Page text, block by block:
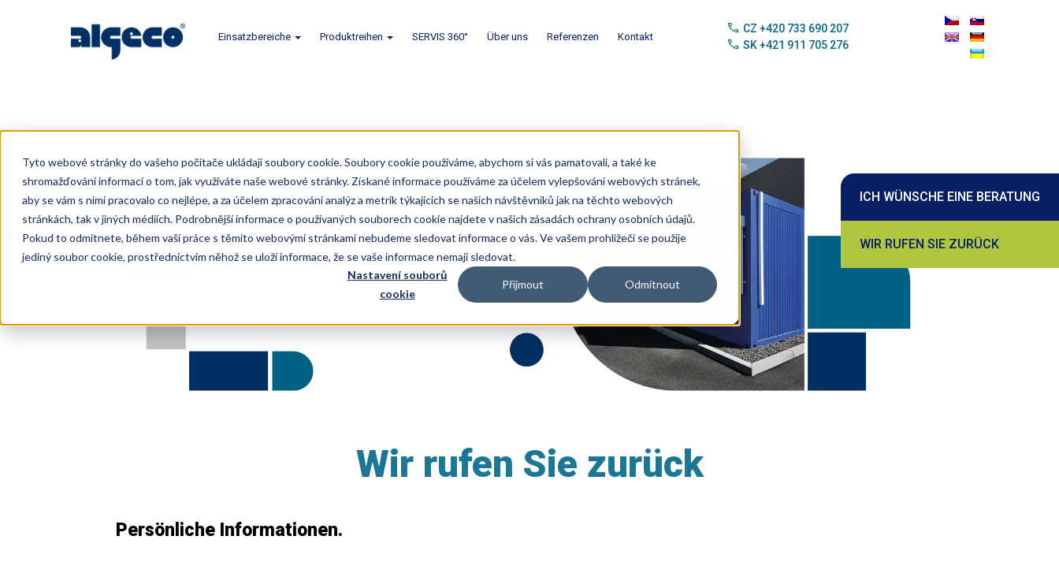
Tyto webové stránky do vašeho počítače ukládají soubory cookie. Soubory cookie používáme, abychom si vás pamatovali, a také ke
shromažďování informací o tom, jak využíváte naše webové stránky. Získané informace používáme za účelem vylepšování webových stránek,
aby se vám s nimi pracovalo co nejlépe, a za účelem zpracování analýz a metrik týkajících se našich návštěvníků jak na těchto webových
stránkách, tak v jiných médiích. Podrobnější informace o používaných souborech cookie najdete v našich zásadách ochrany osobních údajů.
Pokud to odmítnete, během vaší práce s těmito webovými stránkami nebudeme sledovat informace o vás. Ve vašem prohlížeči se použije
jediný soubor cookie, prostřednictvím něhož se uloží informace, že se vaše informace nemají sledovat.
Nastavení souborů
cookie
Přijmout Odmítnout
ICH WÜNSCHE EINE BERATUNG
WIR RUFEN SIE ZURÜCK
Einsatzbereiche Produktreihen SERVIS 360° Über uns Referenzen Kontakt
call CZ +420 733 690 207
call SK +421 911 705 276
Wir rufen Sie zurück
Persönliche Informationen.